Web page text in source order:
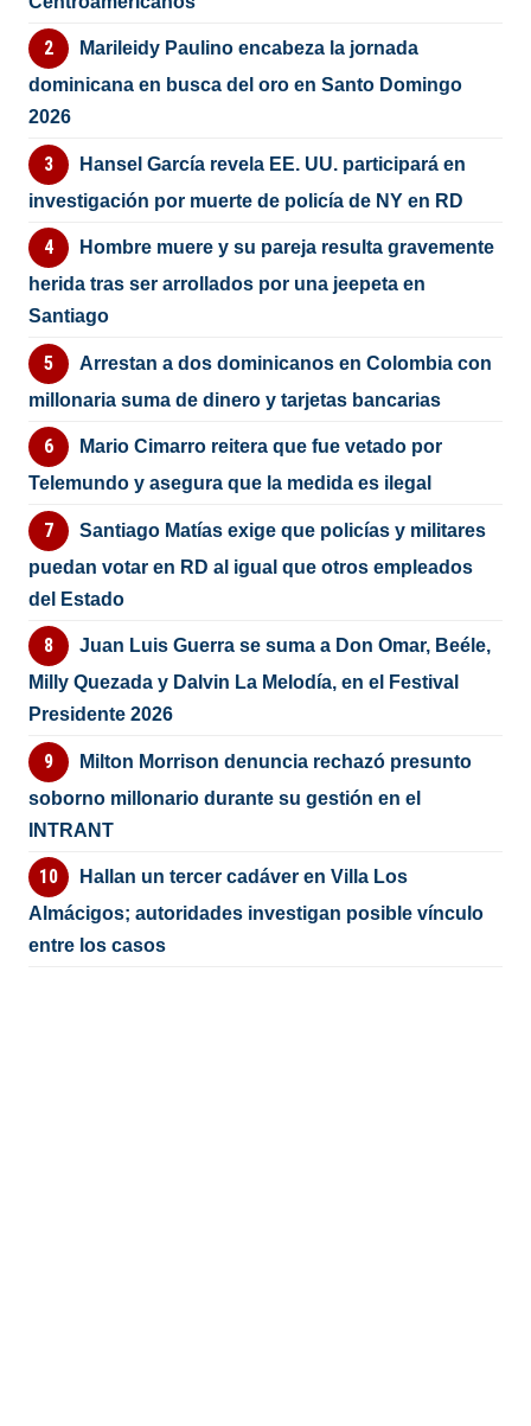
Marileidy Paulino encabeza la jornada
dominicana en busca del oro en Santo Domingo
2026
Hansel García revela EE. UU. participará en
investigación por muerte de policía de NY en RD
Hombre muere y su pareja resulta gravemente
herida tras ser arrollados por una jeepeta en
Santiago
Arrestan a dos dominicanos en Colombia con
millonaria suma de dinero y tarjetas bancarias
Mario Cimarro reitera que fue vetado por
Telemundo y asegura que la medida es ilegal
Santiago Matías exige que policías y militares
puedan votar en RD al igual que otros empleados
del Estado
Juan Luis Guerra se suma a Don Omar, Beéle,
Milly Quezada y Dalvin La Melodía, en el Festival
Presidente 2026
Milton Morrison denuncia rechazó presunto
soborno millonario durante su gestión en el
INTRANT
Hallan un tercer cadáver en Villa Los
Almácigos; autoridades investigan posible vínculo
entre los casos